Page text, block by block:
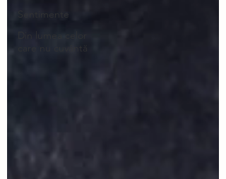
care nu cuvântă